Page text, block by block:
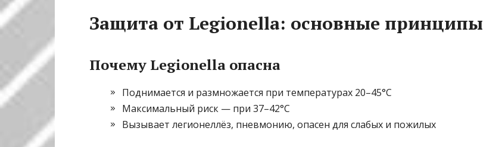
Защита от Legionella: основные принципы
Почему Legionella опасна
Поднимается и размножается при температурах 20–45°С
Максимальный риск — при 37–42°С
Вызывает легионеллёз, пневмонию, опасен для слабых и пожилых